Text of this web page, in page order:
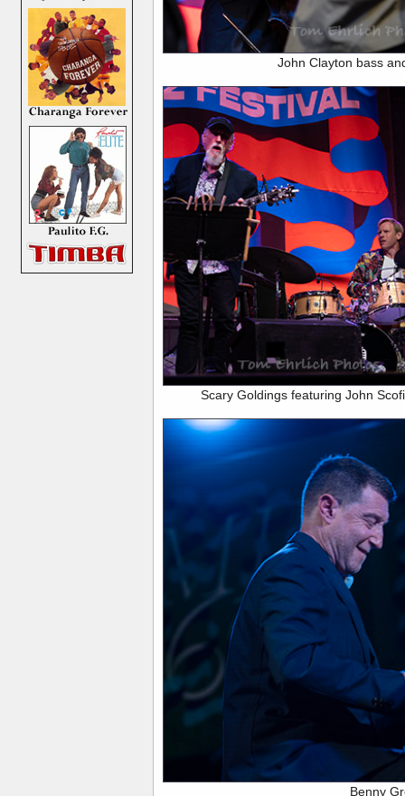
John Clayton bass
Scary Goldings featuring John
Benny